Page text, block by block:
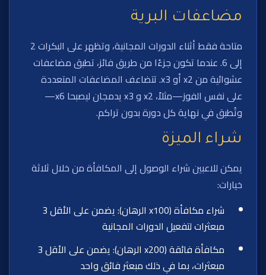
مضاعفات البرية
متاحة فقط أثناء الدورات المجانية، وتظهر على البكرات 2
إلى 6. عندما تكون جزءًا من طريق فائز، تطبق مضاعفات
عشوائية من x2 أو x3. تتضاعف المضاعفات المتعددة
على نفس الفوز—مثلاً، x2 و x3 يدمجان ليصبحا x6—
وتُطبق في نهاية كل دورة بدون تراكم.
شراء الميزة
يمكن للاعبين شراء الوصول إلى المكافأة من خلال ثلاثة
خيارات:
شراء مكافأة (x100 الرهان): يضمن على الأقل 3
مبعثرات لتفعيل الدورات المجانية
مكافأة فائقة (x200 الرهان): يضمن على الأقل 3
مبعثرات، بما في ذلك مبعثر فائق واحد